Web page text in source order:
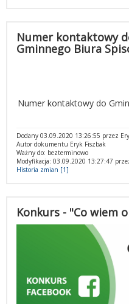
Numer kontaktowy
Gminnego Biura
Numer kontaktowy do
Dodany 03.09.2020 13:26:55 przez
Autor dokumentu Eryk Fiszbak
Ważny do: bezterminowo
Modyfikacja: 03.09.2020 13:27:47
Historia zmian [1]
Konkurs - "Co wiem o